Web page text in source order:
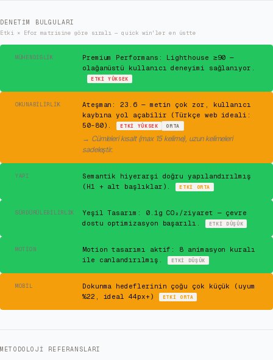
DENETIM BULGULARI
Etki × Efor matrisine göre sıralı — quick win'ler en üstte
MÜHENDISLIK
Premium Performans: Lighthouse ≥90 —
olağanüstü kullanıcı deneyimi sağlanıyor.
ETKIYÜKSEK
OKUNABILIRLIK
Ateşman: 23.6 — metin çok zor, kullanıcı
kaybına yol açabilir (Türkçe web ideali:
50-80).
ETKI YÜKSEK ORTA
→ Cümleleri kısalt (max 15 kelime), uzun kelimeleri
sadeleştir.
YAPI
Semantik hiyerarşi doğru yapılandırılmış
(H1 + alt başlıklar).
ETKI ORTA
SÜRDÜRÜLEBILIRLIK
Yeşil Tasarım: 0.1g CO₂/ziyaret — çevre
dostu optimizasyon başarılı.
ETKI DÜŞÜK
MOTION
Motion tasarımı aktif: 8 animasyon kuralı
ile canlandırılmış.
ETKI DÜŞÜK
MOBIL
Dokunma hedeflerinin çoğu çok küçük (uyum
%22, ideal 44px+)
ETKI ORTA
METODOLOJI REFERANSLARI